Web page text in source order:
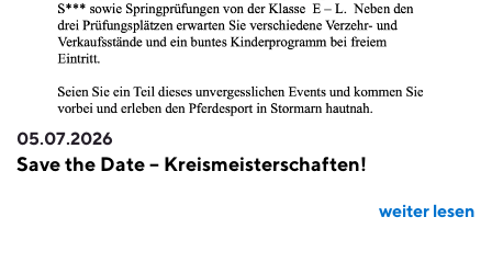
05.07.2026
Save the Date – Kreismeisterschaften!
weiter lesen